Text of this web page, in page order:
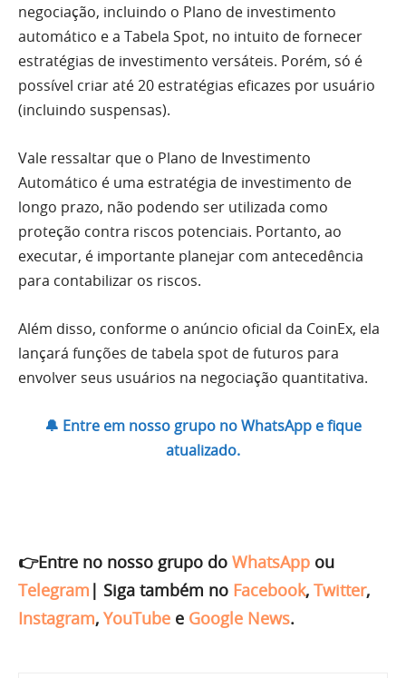
negociação, incluindo o Plano de investimento
automático e a Tabela Spot, no intuito de fornecer
estratégias de investimento versáteis. Porém, só é
possível criar até 20 estratégias eficazes por usuário
(incluindo suspensas).
Vale ressaltar que o Plano de Investimento
Automático é uma estratégia de investimento de
longo prazo, não podendo ser utilizada como
proteção contra riscos potenciais. Portanto, ao
executar, é importante planejar com antecedência
para contabilizar os riscos.
Além disso, conforme o anúncio oficial da CoinEx, ela
lançará funções de tabela spot de futuros para
envolver seus usuários na negociação quantitativa.
🔔 Entre em nosso grupo no WhatsApp e fique
atualizado.
👉Entre no nosso grupo do WhatsApp ou
Telegram | Siga também no Facebook, Twitter,
Instagram, YouTube e Google News.